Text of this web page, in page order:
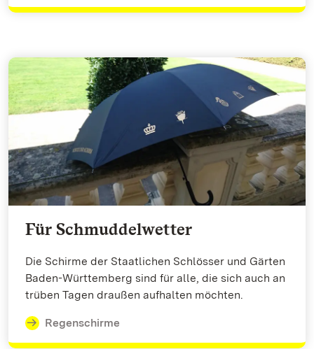
Für Schmuddelwetter
Die Schirme der Staatlichen Schlösser und Gärten
Baden-Württemberg sind für alle, die sich auch an
trüben Tagen draußen aufhalten möchten.
Regenschirme